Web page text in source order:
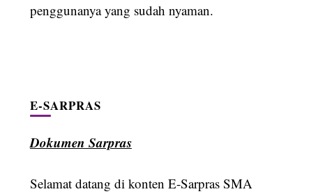
penggunanya yang sudah nyaman.
E-SARPRAS
Dokumen Sarpras
Selamat datang di konten E-Sarpras SMA